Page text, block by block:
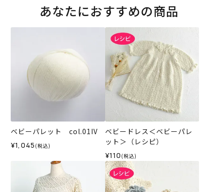
あなたにおすすめの商品
ベビーパレット col.01IV
¥1,045 (税込)
ベビードレス＜ベビーパレ
ット＞（レシピ）
¥110 (税込)